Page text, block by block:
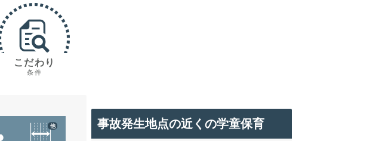
こだわり
条件
他 事故発生地点の近くの学童保育